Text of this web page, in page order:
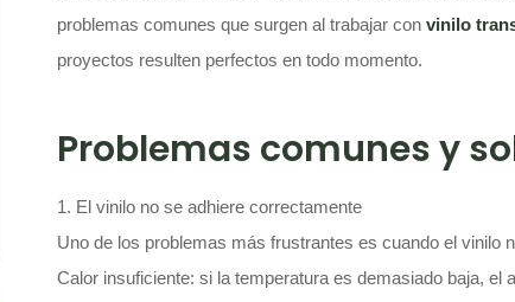
problemas comunes que surgen al trabajar con vinilo
proyectos resulten perfectos en todo momento.
Problemas comunes y
1. El vinilo no se adhiere correctamente
Uno de los problemas más frustrantes es cuando el vinilo
Calor insuficiente: si la temperatura es demasiado baja, el